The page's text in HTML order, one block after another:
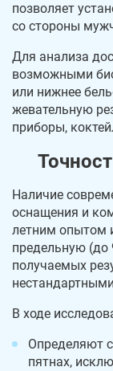
позволяет
со стороны
Для анализа
возможными
или нижнее
жевательную
приборы,
Наличие
оснащения и
летним опытом
предельную (до
получаемых
В ходе
Определяют
пятнах,